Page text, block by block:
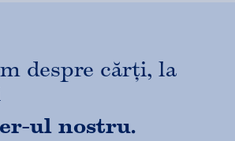
despre cărți, la
ul nostru.